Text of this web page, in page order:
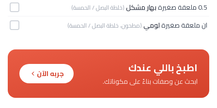
0.5 ملعقة صغيرة بهار مشكل(خلطة البصل / الحمسة)
ان ملعقة صغيرةلومي (مطحون، خلطة البصل / الحمسة)
اطبخ باللي عندك
ابحث عن وصفات بناءً على مكوناتك.
جربه الآن